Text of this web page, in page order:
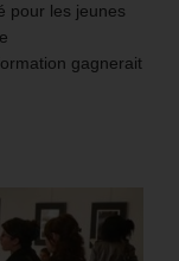
pour les jeunes
gagnerait